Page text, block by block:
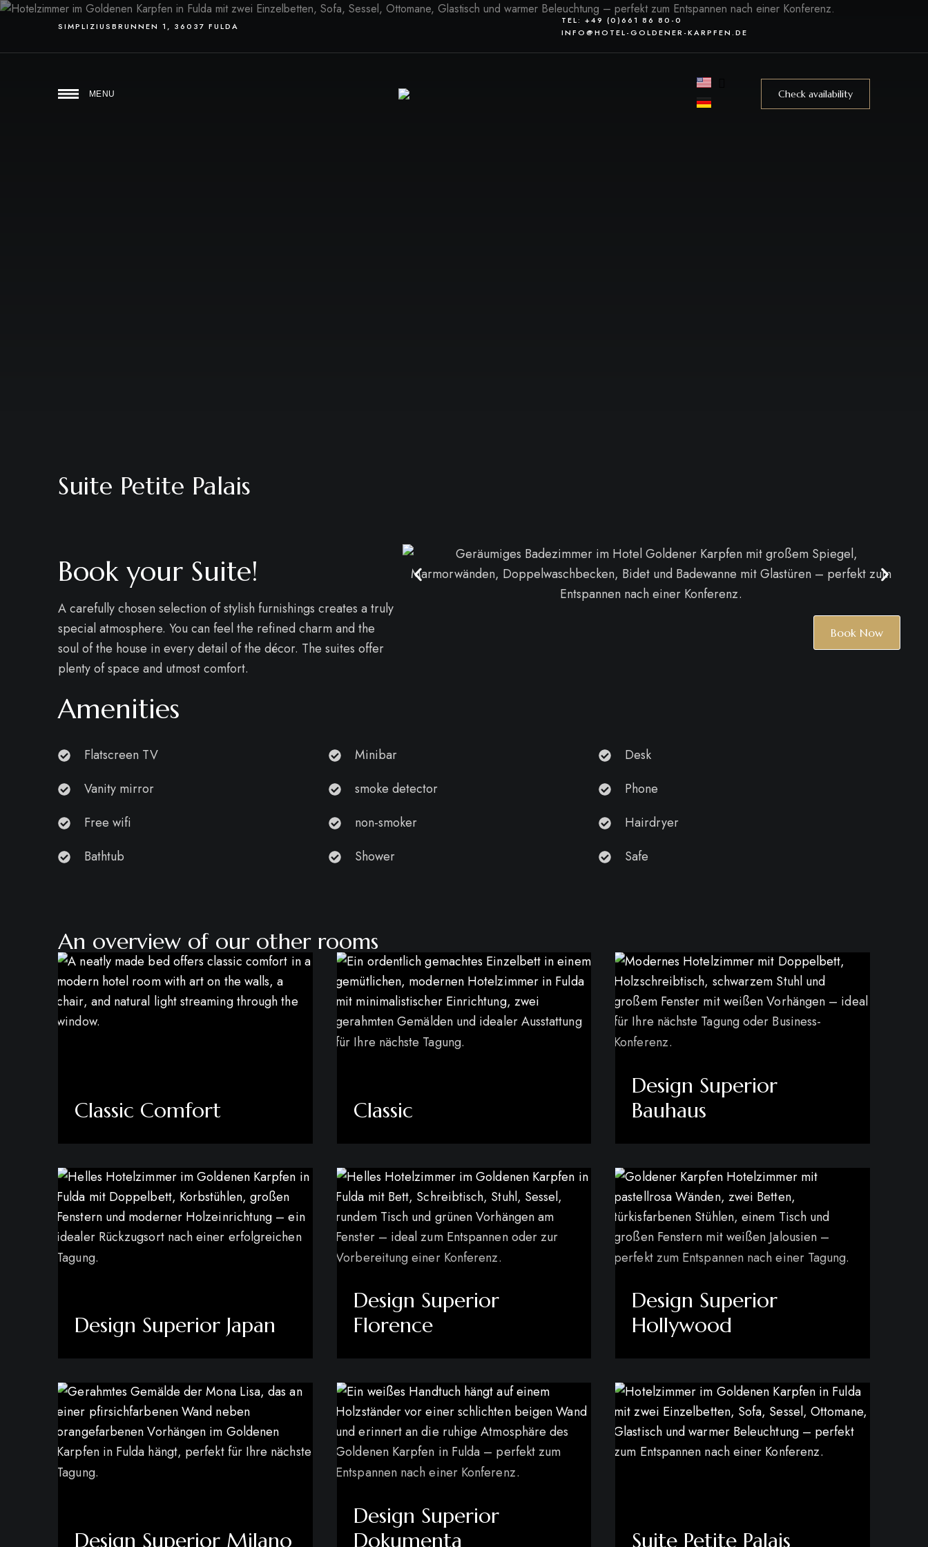
SIMPLIZIUSBRUNNEN 1, 36037 FULDA
TEL: +49 (0)661 86 80-0
INFO@HOTEL-GOLDENER-KARPFEN.DE
MENU Check availability
Suite Petite Palais
Book your Suite!
A carefully chosen selection of stylish furnishings creates a truly
special atmosphere. You can feel the refined charm and the
soul of the house in every detail of the décor. The suites offer
plenty of space and utmost comfort.
Book Now
Amenities
Flatscreen TV
Vanity mirror
Free wifi
Bathtub
Minibar
smoke detector
non-smoker
Shower
Desk
Phone
Hairdryer
Safe
An overview of our other rooms
Classic Comfort
mehr erfahren
Classic
mehr erfahren
Design Superior
Bauhaus
mehr erfahren
Design Superior Japan
Design Superior
Florence
Design Superior
Hollywood
Design Superior Milano
Design Superior
Dokumenta
Suite Petite Palais